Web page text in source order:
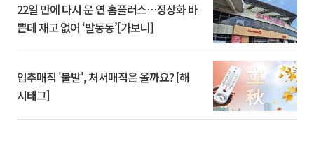
22일 만에 다시 문 연 홈플러스…정상화 바
쁜데 재고 없어 ‘발동동’[가보니]
입추매직 '불발', 처서매직은 올까요? [해
시태그]